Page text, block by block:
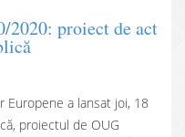
proiect de act
a lansat joi, 18
proiectul de OUG